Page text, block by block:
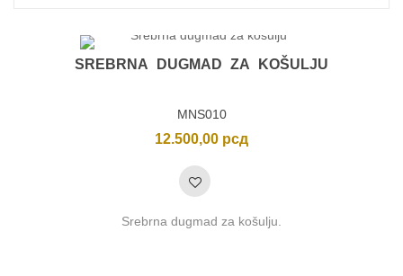
SREBRNA DUGMAD ZA KOŠULJU
MNS010
12.500,00 рсд
Srebrna dugmad za košulju.